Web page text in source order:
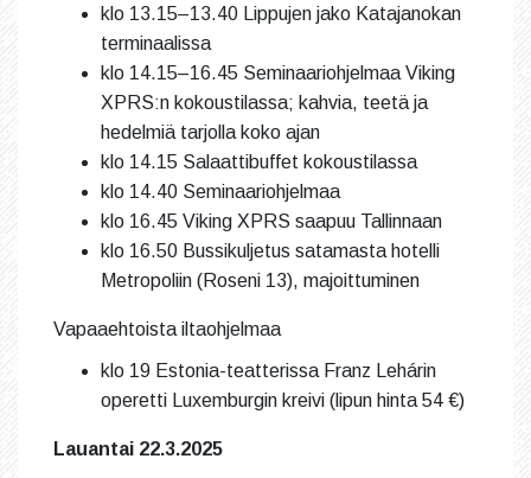
klo 13.15–13.40 Lippujen jako Katajanokan
terminaalissa
klo 14.15–16.45 Seminaariohjelmaa Viking
XPRS:n kokoustilassa; kahvia, teetä ja
hedelmiä tarjolla koko ajan
klo 14.15 Salaattibuffet kokoustilassa
klo 14.40 Seminaariohjelmaa
klo 16.45 Viking XPRS saapuu Tallinnaan
klo 16.50 Bussikuljetus satamasta hotelli
Metropoliin (Roseni 13), majoittuminen
Vapaaehtoista iltaohjelmaa
klo 19 Estonia-teatterissa Franz Lehárin
operetti Luxemburgin kreivi (lipun hinta 54 €)
Lauantai 22.3.2025